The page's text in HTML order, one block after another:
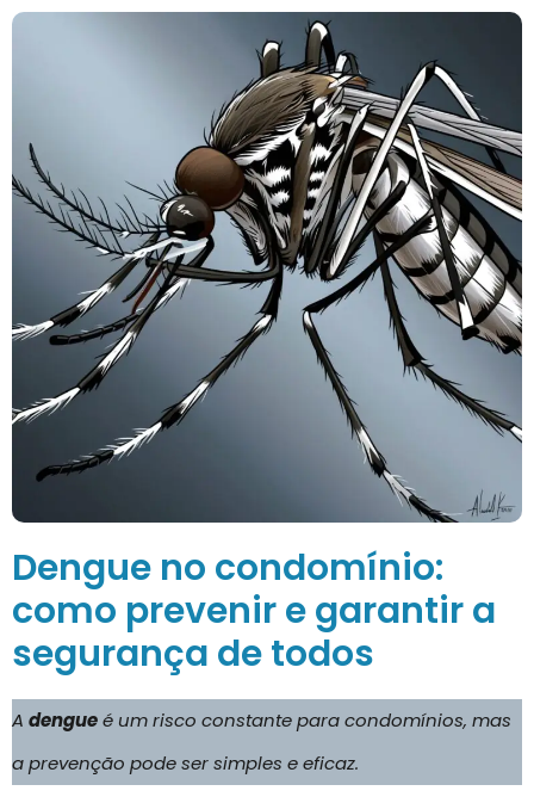
Dengue no condomínio:
como prevenir e garantir a
segurança de todos
A dengueé um risco constante para condomínios, mas
a prevenção pode ser simples e eficaz.